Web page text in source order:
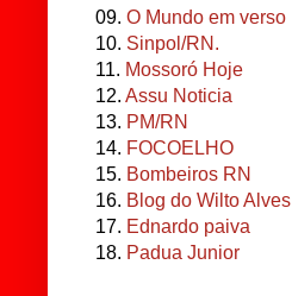
09. O Mundo em verso
10. Sinpol/RN.
11. Mossoró Hoje
12. Assu Noticia
13. PM/RN
14. FOCOELHO
15. Bombeiros RN
16. Blog do Wilto Alves
17. Ednardo paiva
18. Padua Junior